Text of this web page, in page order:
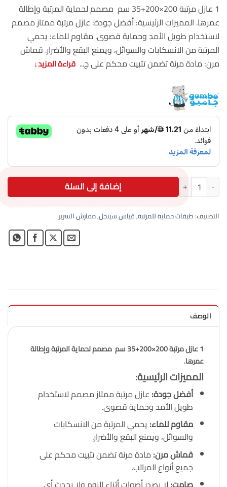
1 عازل مرتبة 200×200+35 سم مصمم لحماية المرتبة وإطالة
عمرها. المميزات الرئيسية: أفضل جودة: عازل مرتبة ممتاز مصمم
لاستخدام طويل الأمد وحماية قصوى. مقاوم للماء: يحمي
المرتبة من الانسكابات والسوائل، ويمنع البقع والأضرار. قماش
مرن: مادة مرنة تضمن تثبيت محكم على ج... قراءة المزيد↓
كمية عازل مرتبة مقاوم للسوائل 200×200+35سم جامبو أبيض جودة عالية إضافة إلى السلة
التصنيف: طبقات حماية للمرتبة,قياس سينجل,مفارش السرير
الوصف
1 عازل مرتبة 200×200+35 سم
مصمم لحماية المرتبة وإطالة
عمرها.
المميزات الرئيسية:
أفضل جودة: عازل مرتبة ممتاز مصمم لاستخدام
طويل الأمد وحماية قصوى.
مقاوم للماء: يحمي المرتبة من الانسكابات
والسوائل، ويمنع البقع والأضرار.
قماش مرن: مادة مرنة تضمن تثبيت محكم على
جميع أنواع المراتب.